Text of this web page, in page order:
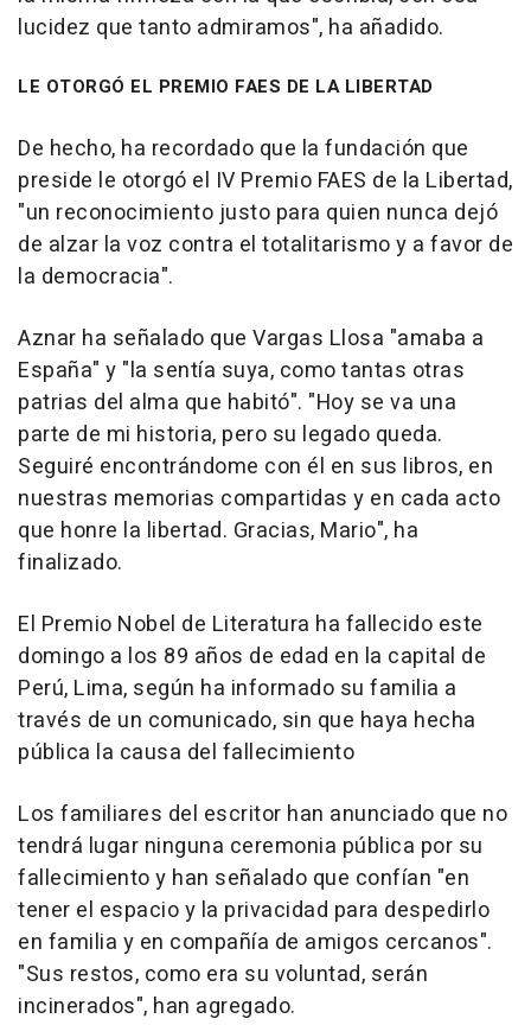
lucidez que tanto admiramos", ha añadido.
LE OTORGÓ EL PREMIO FAES DE LA LIBERTAD
De hecho, ha recordado que la fundación que
preside le otorgó el IV Premio FAES de la Libertad,
"un reconocimiento justo para quien nunca dejó
de alzar la voz contra el totalitarismo y a favor de
la democracia".
Aznar ha señalado que Vargas Llosa "amaba a
España" y "la sentía suya, como tantas otras
patrias del alma que habitó". "Hoy se va una
parte de mi historia, pero su legado queda.
Seguiré encontrándome con él en sus libros, en
nuestras memorias compartidas y en cada acto
que honre la libertad. Gracias, Mario", ha
finalizado.
El Premio Nobel de Literatura ha fallecido este
domingo a los 89 años de edad en la capital de
Perú, Lima, según ha informado su familia a
través de un comunicado, sin que haya hecha
pública la causa del fallecimiento
Los familiares del escritor han anunciado que no
tendrá lugar ninguna ceremonia pública por su
fallecimiento y han señalado que confían "en
tener el espacio y la privacidad para despedirlo
en familia y en compañía de amigos cercanos".
"Sus restos, como era su voluntad, serán
incinerados", han agregado.